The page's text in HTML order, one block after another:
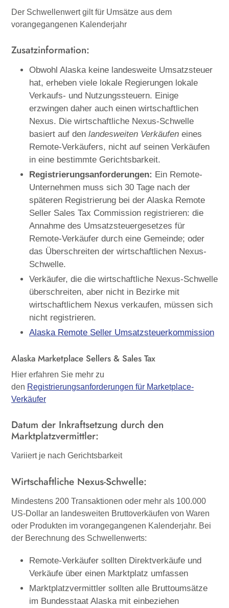
Der Schwellenwert gilt für Umsätze aus dem
vorangegangenen Kalenderjahr
Zusatzinformation:
Obwohl Alaska keine landesweite Umsatzsteuer
hat, erheben viele lokale Regierungen lokale
Verkaufs- und Nutzungssteuern. Einige
erzwingen daher auch einen wirtschaftlichen
Nexus. Die wirtschaftliche Nexus-Schwelle
basiert auf den landesweiten Verkäufen eines
Remote-Verkäufers, nicht auf seinen Verkäufen
in eine bestimmte Gerichtsbarkeit.
Registrierungsanforderungen: Ein Remote-
Unternehmen muss sich 30 Tage nach der
späteren Registrierung bei der Alaska Remote
Seller Sales Tax Commission registrieren: die
Annahme des Umsatzsteuergesetzes für
Remote-Verkäufer durch eine Gemeinde; oder
das Überschreiten der wirtschaftlichen Nexus-
Schwelle.
Verkäufer, die die wirtschaftliche Nexus-Schwelle
überschreiten, aber nicht in Bezirke mit
wirtschaftlichem Nexus verkaufen, müssen sich
nicht registrieren.
Alaska Remote Seller Umsatzsteuerkommission
Alaska Marketplace Sellers & Sales Tax
Hier erfahren Sie mehr zu
den Registrierungsanforderungen für Marketplace-
Verkäufer
Datum der Inkraftsetzung durch den
Marktplatzvermittler:
Variiert je nach Gerichtsbarkeit
Wirtschaftliche Nexus-Schwelle:
Mindestens 200 Transaktionen oder mehr als 100.000
US-Dollar an landesweiten Bruttoverkäufen von Waren
oder Produkten im vorangegangenen Kalenderjahr. Bei
der Berechnung des Schwellenwerts:
Remote-Verkäufer sollten Direktverkäufe und
Verkäufe über einen Marktplatz umfassen
Marktplatzvermittler sollten alle Bruttoumsätze
im Bundesstaat Alaska mit einbeziehen